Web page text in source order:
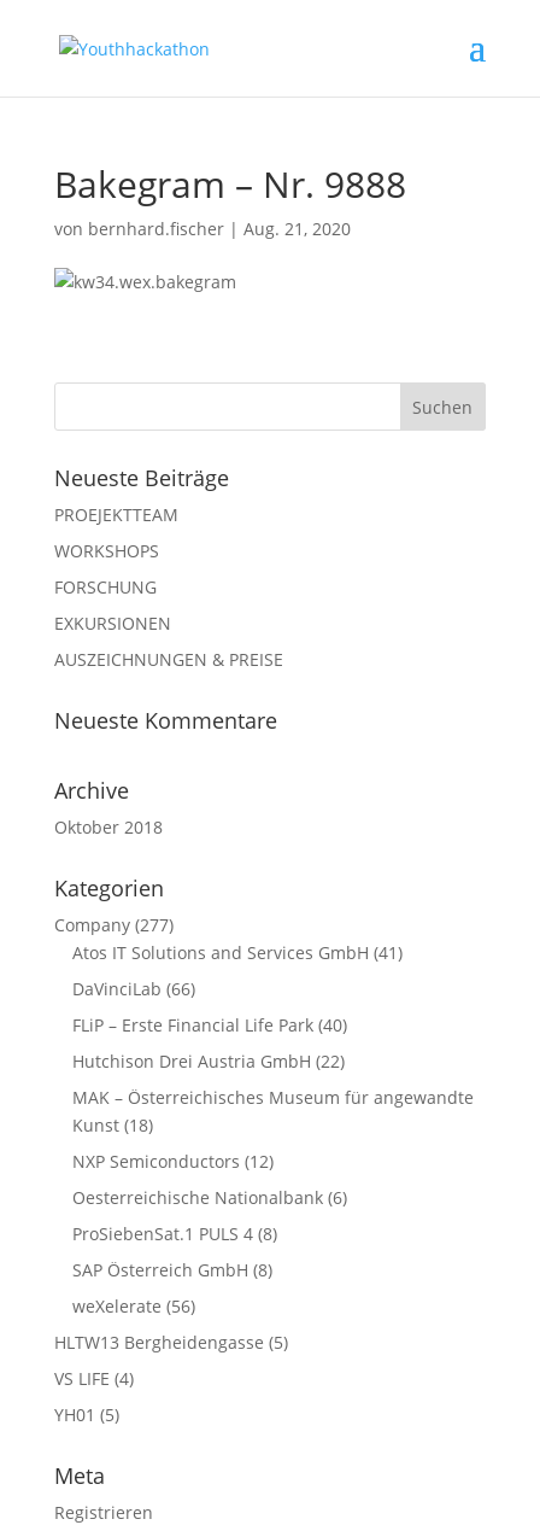
Bakegram – Nr. 9888
von bernhard.fischer| Aug. 21, 2020
Neueste Beiträge
PROEJEKTTEAM
WORKSHOPS
FORSCHUNG
EXKURSIONEN
AUSZEICHNUNGEN & PREISE
Neueste Kommentare
Archive
Oktober 2018
Kategorien
Company(277)
Atos IT Solutions and Services GmbH (41)
DaVinciLab (66)
FLiP – Erste Financial Life Park(40)
Hutchison Drei Austria GmbH (22)
MAK – Österreichisches Museum für angewandte
Kunst(18)
NXP Semiconductors (12)
Oesterreichische Nationalbank(6)
ProSiebenSat.1 PULS 4(8)
SAP Österreich GmbH (8)
weXelerate (56)
HLTW13 Bergheidengasse (5)
VS LIFE (4)
YH01 (5)
Meta
Registrieren